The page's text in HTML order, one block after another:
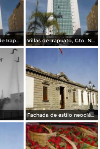
Edificos en Villas de Irapuato. Noviembre/2012 Villas de Irapuato, Gto. Noviembre/2012
Fachada de estilo neoclásico del Palacio Municipal. Irapuato, Gto. 2001